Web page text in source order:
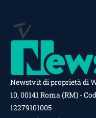
Newstv.it di proprietà di
10, 00141 Roma (RM) -
12279101005